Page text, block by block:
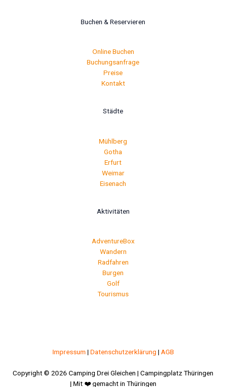
Buchen & Reservieren
Online Buchen
Buchungsanfrage
Preise
Kontakt
Städte
Mühlberg
Gotha
Erfurt
Weimar
Eisenach
Aktivitäten
AdventureBox
Wandern
Radfahren
Burgen
Golf
Tourismus
Impressum | Datenschutzerklärung | AGB
Copyright © 2026 Camping Drei Gleichen | Campingplatz Thüringen
| Mit ❤️ gemacht in Thüringen